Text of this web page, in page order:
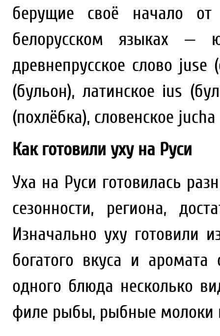
берущие своё начало
белорусском языках
древнепрусское слово juse
(бульон), латинское ius
(похлёбка), словенское
Как готовили уху на Руси
Уха на Руси готовилась
сезонности, региона,
Изначально уху готовили
богатого вкуса и
одного блюда несколько
филе рыбы, рыбные молоки